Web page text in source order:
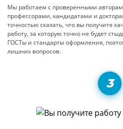
Мы работаем с проверенными
профессорами, кандидатами и
точностью сказать, что вы получите
работу, за которую точно не будет
ГОСТы и стандарты оформления,
лишних вопросов.